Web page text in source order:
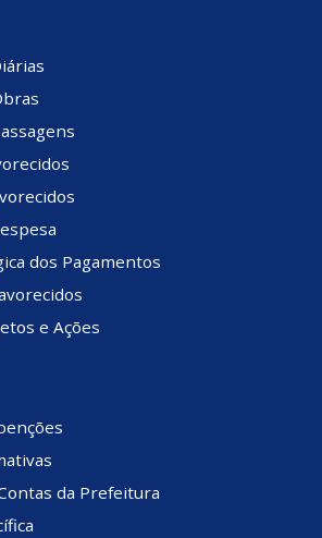
dos Pagamentos
e Ações
da Prefeitura